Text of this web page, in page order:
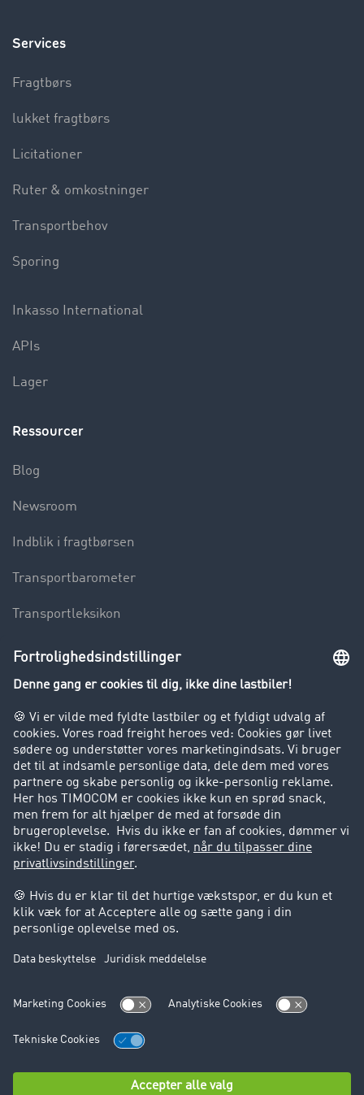
Services
Fragtbørs
lukket fragtbørs
Licitationer
Ruter & omkostninger
Transportbehov
Sporing
Inkasso International
APIs
Lager
Ressourcer
Blog
Newsroom
Indblik i fragtbørsen
Transportbarometer
Transportleksikon
Lastbilkørsel forbudt
Kunder hverver kunder
Success Stories
Support
Support
Juridiske forhold
Kolofon
Brugerbetingelser